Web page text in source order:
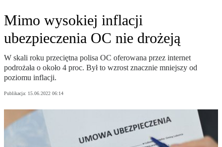
Mimo wysokiej inflacji
ubezpieczenia OC nie drożeją
W skali roku przeciętna polisa OC oferowana przez internet
podrożała o około 4 proc. Był to wzrost znacznie mniejszy od
poziomu inflacji.
Publikacja: 15.06.2022 06:14